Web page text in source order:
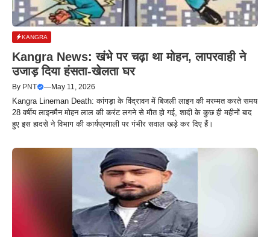
KANGRA
Kangra News: खंभे पर चढ़ा था मोहन, लापरवाही ने
उजाड़ दिया हंसता-खेलता घर
By PNT —May 11, 2026
Kangra Lineman Death: कांगड़ा के विंद्रावन में बिजली लाइन की मरम्मत करते समय
28 वर्षीय लाइनमैन मोहन लाल की करंट लगने से मौत हो गई, शादी के कुछ ही महीनों बाद
हुए इस हादसे ने विभाग की कार्यप्रणाली पर गंभीर सवाल खड़े कर दिए हैं।